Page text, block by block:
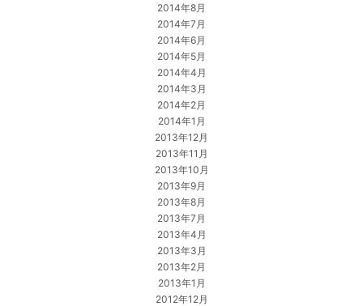
2014年8月
2014年7月
2014年6月
2014年5月
2014年4月
2014年3月
2014年2月
2014年1月
2013年12月
2013年11月
2013年10月
2013年9月
2013年8月
2013年7月
2013年4月
2013年3月
2013年2月
2013年1月
2012年12月